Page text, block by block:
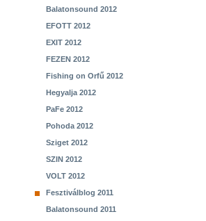
Balatonsound 2012
EFOTT 2012
EXIT 2012
FEZEN 2012
Fishing on Orfű 2012
Hegyalja 2012
PaFe 2012
Pohoda 2012
Sziget 2012
SZIN 2012
VOLT 2012
Fesztiválblog 2011
Balatonsound 2011